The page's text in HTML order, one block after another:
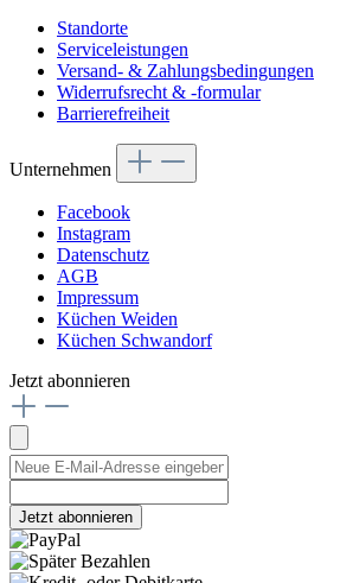
Standorte
Serviceleistungen
Versand- & Zahlungsbedingungen
Widerrufsrecht & -formular
Barrierefreiheit
Unternehmen
Facebook
Instagram
Datenschutz
AGB
Impressum
Küchen Weiden
Küchen Schwandorf
Jetzt abonnieren
Jetzt abonnieren